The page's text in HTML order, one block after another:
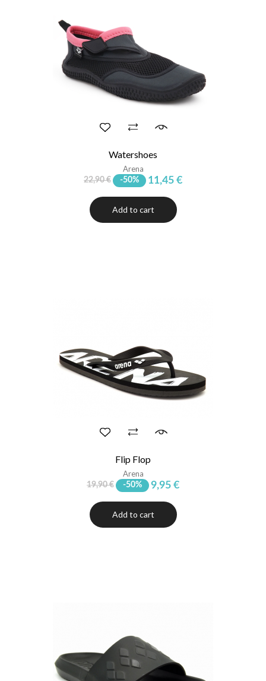
Watershoes
Arena
22,90 € -50% 11,45 €
Add to cart
Flip Flop
Arena
19,90 € -50% 9,95 €
Add to cart